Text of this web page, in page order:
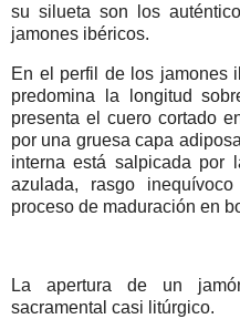
su silueta son los
jamones ibéricos.
En el perfil de los jamones
predomina la longitud
presenta el cuero cortado
por una gruesa capa
interna está salpicada por
azulada, rasgo
proceso de maduración en
La apertura de un
sacramental casi litúrgico.